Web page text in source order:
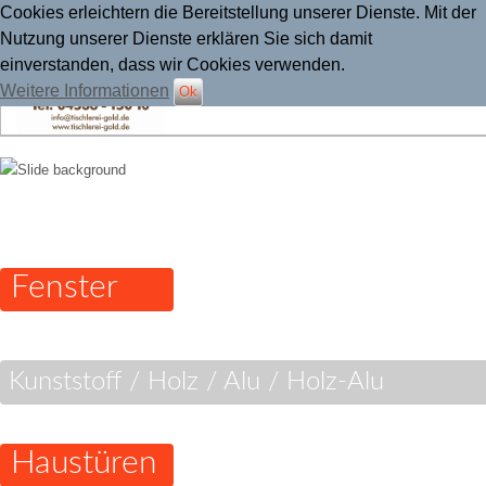
Cookies erleichtern die Bereitstellung unserer Dienste. Mit der
Nutzung unserer Dienste erklären Sie sich damit
einverstanden, dass wir Cookies verwenden.
Weitere Informationen
Ok
Fenster
Kunststoff / Holz / Alu / Holz-Alu
Haustüren